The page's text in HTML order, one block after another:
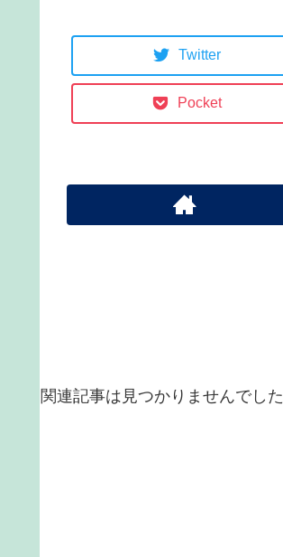
Twitter
Pocket
関連記事は見つかりませんでした